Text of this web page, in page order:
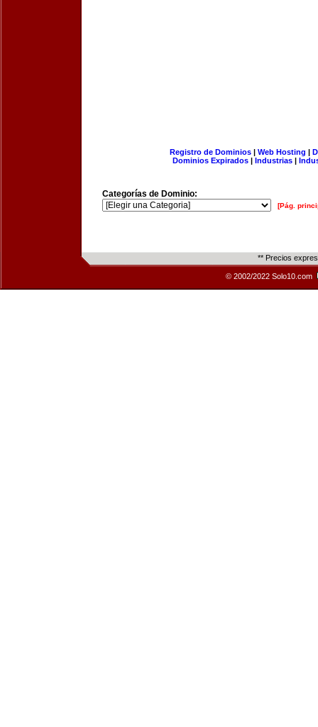
Registro de Dominios| Web Hosting |
Dominios Expirados | Industrias |
Categorías de Dominio:
[Pág.
** Precios
© 2002/2022 Solo10.com